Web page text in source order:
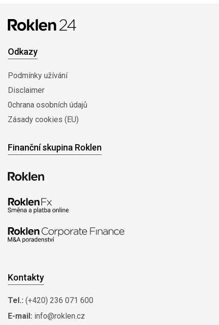
Odkazy
Podmínky užívání
Disclaimer
0chrana osobních údajů
Zásady cookies (EU)
Finanční skupina Roklen
Kontakty
Tel.: (+420) 236 071 600
E-mail: info@roklen.cz